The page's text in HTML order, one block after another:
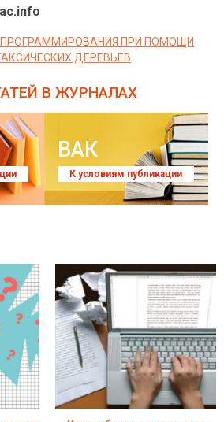
ПРИ ПОМОЩИ
ДЕРЕВЬЕВ
В ЖУРНАЛАХ
ВАК
К условиям публикации